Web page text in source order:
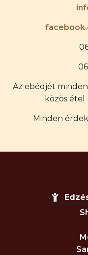
Az ebédjét
közös étel
Minden